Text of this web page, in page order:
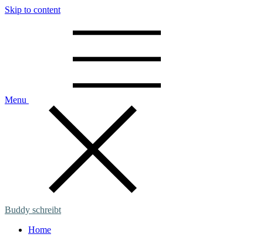
Skip to content
Menu
Buddy schreibt
Home